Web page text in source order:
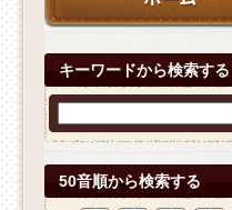
キーワードから検索する
50音順から検索する